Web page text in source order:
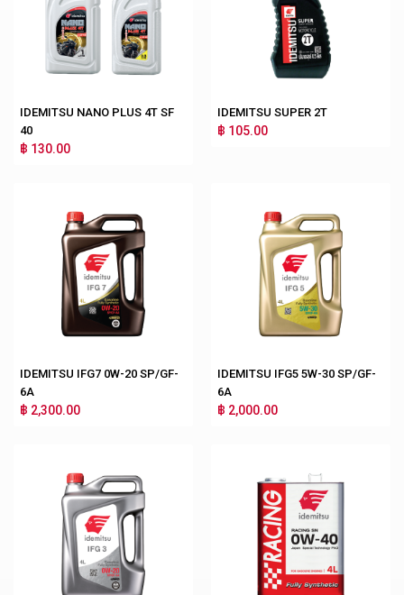
IDEMITSU NANO PLUS 4T SF
40
฿ 130.00
IDEMITSU SUPER 2T
฿ 105.00
IDEMITSU IFG7 0W-20 SP/GF-
6A
฿ 2,300.00
IDEMITSU IFG5 5W-30 SP/GF-
6A
฿ 2,000.00